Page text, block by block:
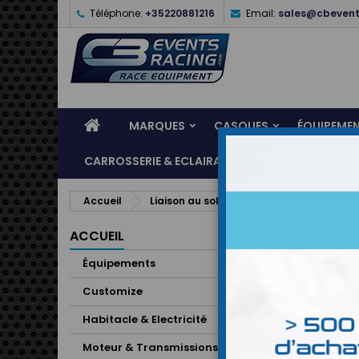
Téléphone: +35220881216 Email:
MARQUES CASQUES
CARROSSERIE & ECLAIRAGE ATELIER &
Accueil Liaison au sol & Freinage
ACCUEIL
Équipements
Customize
Habitacle & Electricité
Moteur & Transmissions